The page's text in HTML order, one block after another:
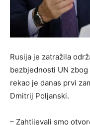
Rusija je zatražila
bezbjednosti UN
rekao je danas prvi
Dmitrij Poljanski.
– Zahtijevali smo